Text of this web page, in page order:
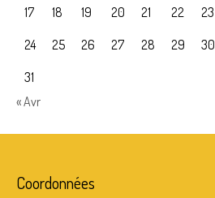
17
18 19 20 21 22
23
24
25 26 27 28 29
30
31
« Avr
Coordonnées